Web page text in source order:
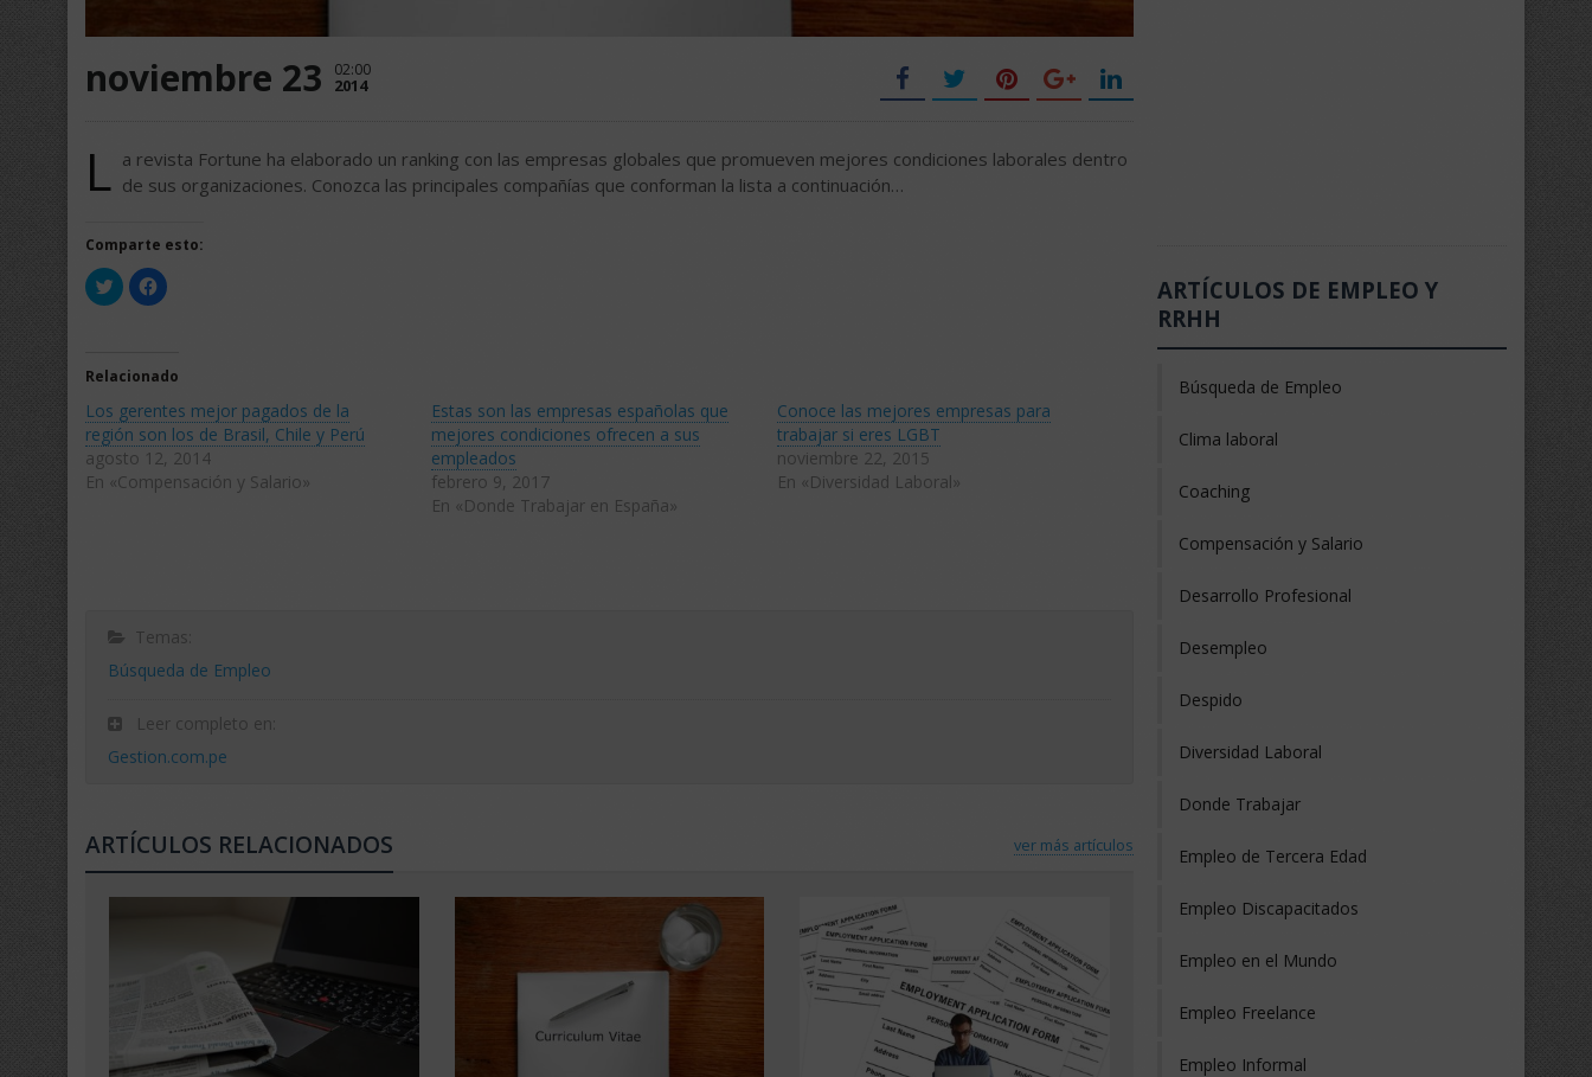
noviembre 23 02:00
2014
L a revista Fortune ha elaborado un ranking con las empresas globales que promueven mejores condiciones laborales dentro
de sus organizaciones. Conozca las principales compañías que conforman la lista a continuación…
Comparte esto:
Haz
clic
para
(Se
abre
una
ventana
nueva)
Haz
clic
(Se
abre
una
ventana
nueva)
Relacionado
Los gerentes mejor pagados de la
región son los de Brasil, Chile y Perú
agosto 12, 2014
En «Compensación y Salario»
Estas son las empresas españolas que
mejores condiciones ofrecen a sus
empleados
febrero 9, 2017
En «Donde Trabajar en España»
Conoce las mejores empresas para
trabajar si eres LGBT
noviembre 22, 2015
En «Diversidad Laboral»
Temas:
Búsqueda de Empleo
Leer completo en:
Gestion.com.pe
ver más artículos
ARTÍCULOS RELACIONADOS
ARTÍCULOS DE EMPLEO Y
RRHH
Búsqueda de Empleo
Clima laboral
Coaching
Compensación y Salario
Desarrollo Profesional
Desempleo
Despido
Diversidad Laboral
Donde Trabajar
Empleo de Tercera Edad
Empleo Discapacitados
Empleo en el Mundo
Empleo Freelance
Empleo Informal